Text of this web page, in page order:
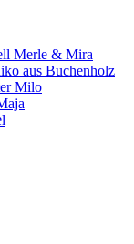
Merle & Mira
aus Buchenholz
Milo